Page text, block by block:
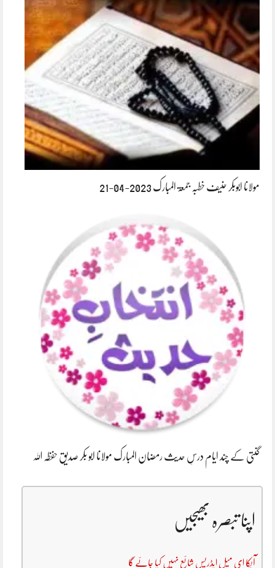
مولانا ابوبکر حنیف خطبہ جمعۃ المبارک 2023-04-21
گنتی کے چند ایام درسِ حدیث رمضان المبارک مولانا ابو بکر صدیق حفظہ اللہ
اپنا تبصرہ بھیجیں
آپکا ای میل ایڈریس شائع نہیں کیا جائے گا